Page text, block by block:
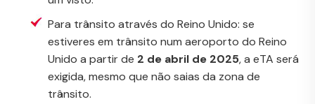
Para trânsito através do Reino Unido: se
estiveres em trânsito num aeroporto do Reino
Unido a partir de 2 de abril de 2025, a eTA será
exigida, mesmo que não saias da zona de
trânsito.